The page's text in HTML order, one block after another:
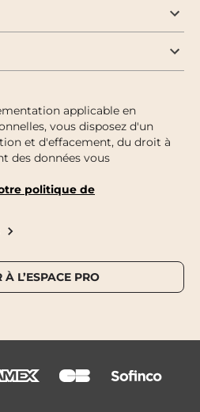
applicable en
vous disposez d'un
et d'effacement, du droit à
des données vous
politique de
À L’ESPACE PRO